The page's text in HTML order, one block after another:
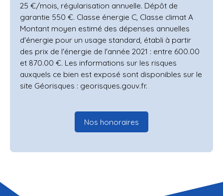
25 €/mois, régularisation annuelle. Dépôt de
garantie 550 €. Classe énergie C, Classe climat A
Montant moyen estimé des dépenses annuelles
d'énergie pour un usage standard, établi à partir
des prix de l'énergie de l'année 2021 : entre 600.00
et 870.00 €. Les informations sur les risques
auxquels ce bien est exposé sont disponibles sur le
site Géorisques : georisques.gouv.fr.
Nos honoraires